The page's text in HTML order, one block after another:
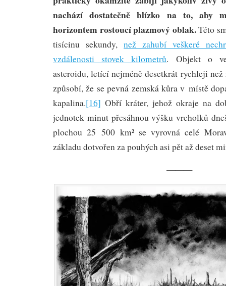
nachází dostatečně blízko na to, aby
horizontem rostoucí plazmový oblak.Této
tisícinu sekundy,než zahubí veškeré
vzdálenosti stovek kilometrů. Objekt o
asteroidu, letící nejméně desetkrát rychleji
způsobí, že se pevná zemská kůra v místě
kapalina.[16] Obří kráter, jehož okraje na
jednotek minut přesáhnou výšku vrcholků
plochou 25 500 km² se vyrovná celé
základu dotvořen za pouhých asi pět až deset
———